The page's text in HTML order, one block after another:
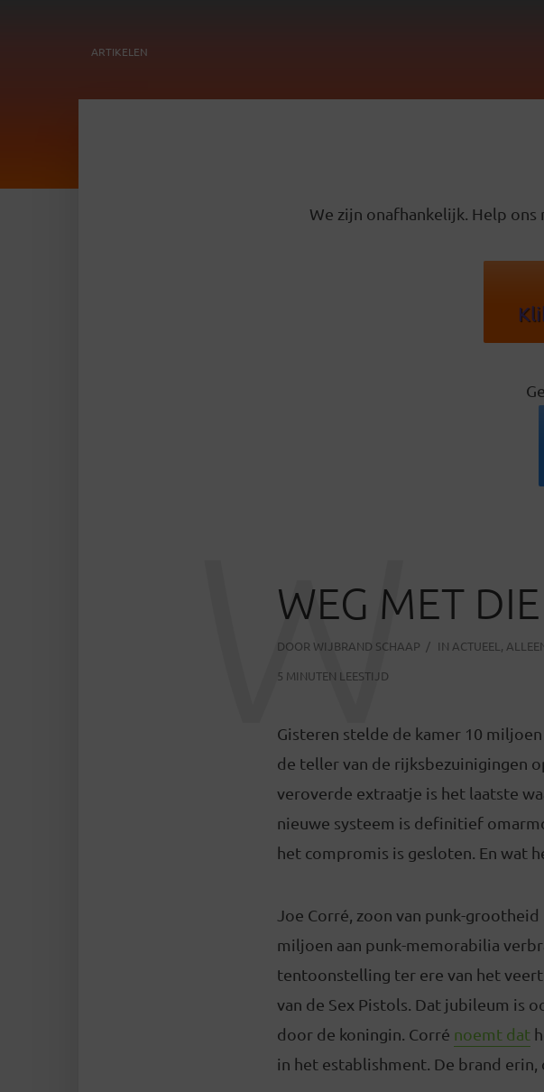
ARTIKELEN
We zijn onafhankelijk. Help
WEG MET
DOOR WIJBRAND SCHAAP IN ACTUEEL ,
5 MINUTEN LEESTIJD
W
Gisteren stelde de kamer 10
de teller van de rijksbezuinigingen
veroverde extraatje is het laatste
nieuwe systeem is definitief
het compromis is gesloten. En wat
Joe Corré, zoon van punk-
miljoen aan punk-memorabilia
tentoonstelling ter ere van het
van de Sex Pistols. Dat jubileum is
door de koningin. Corré noemt dat
in het establishment. De brand erin,